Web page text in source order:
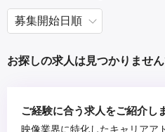
お探しの求人は見つかりません
ご経験に合う求人をご紹介し
映像業界に特化したキャリアア